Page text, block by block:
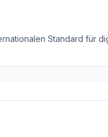
Standard für